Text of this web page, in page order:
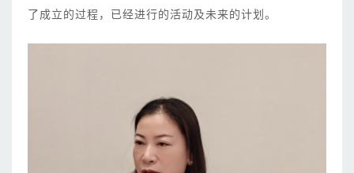
了成立的过程，已经进行的活动及未来的计划。